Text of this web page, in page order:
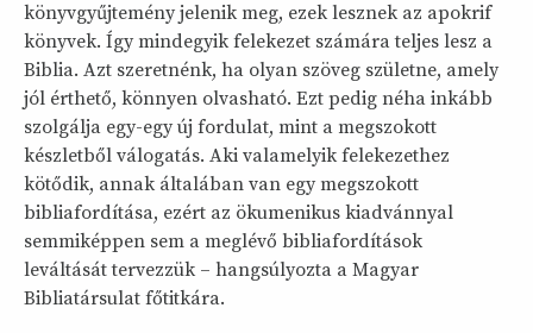
könyvgyűjtemény jelenik meg, ezek lesznek az apokrif
könyvek. Így mindegyik felekezet számára teljes lesz a
Biblia. Azt szeretnénk, ha olyan szöveg születne, amely
jól érthető, könnyen olvasható. Ezt pedig néha inkább
szolgálja egy-egy új fordulat, mint a megszokott
készletből válogatás. Aki valamelyik felekezethez
kötődik, annak általában van egy megszokott
bibliafordítása, ezért az ökumenikus kiadvánnyal
semmiképpen sem a meglévő bibliafordítások
leváltását tervezzük – hangsúlyozta a Magyar
Bibliatársulat főtitkára.